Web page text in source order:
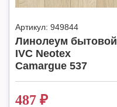
Артикул: 949844
Линолеум бытовой
IVC Neotex
Camargue 537
487 ₽